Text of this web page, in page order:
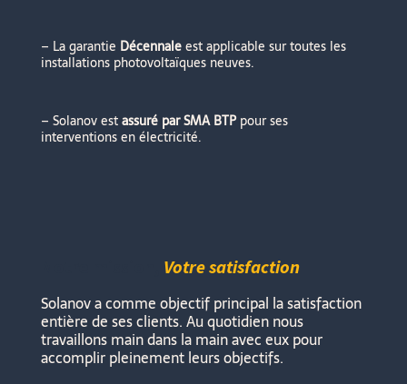
– La garantie Décennaleest applicable sur toutes les
installations photovoltaïques neuves.
– Solanov estassuré par SMA BTP pour ses
interventions en électricité.
Votre satisfaction
Solanov a comme objectif principal la satisfaction
entière de ses clients. Au quotidien nous
travaillons main dans la main avec eux pour
accomplir pleinement leurs objectifs.